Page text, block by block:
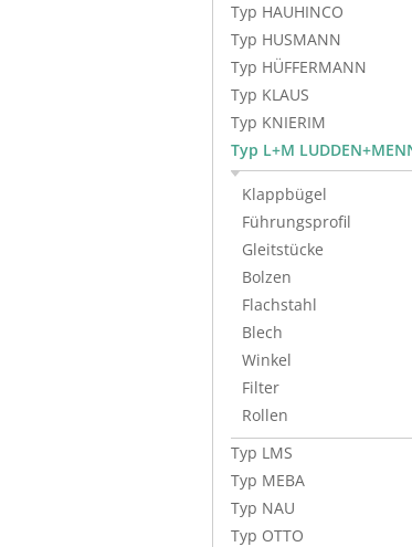
Typ HAUHINCO
Typ HUSMANN
Typ HÜFFERMANN
Typ KLAUS
Typ KNIERIM
Typ L+M
Klappbügel
Führungsprofil
Gleitstücke
Bolzen
Flachstahl
Blech
Winkel
Filter
Rollen
Typ LMS
Typ MEBA
Typ NAU
Typ OTTO